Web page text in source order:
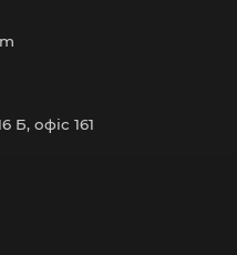
Б, офіс 161